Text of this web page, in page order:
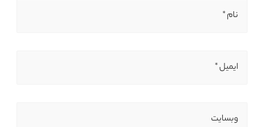
نام *
ایمیل *
وبسایت